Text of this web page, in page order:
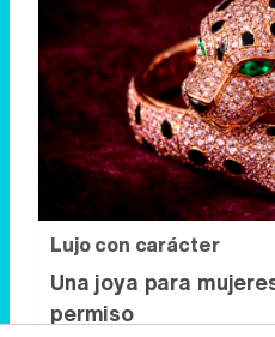
Lujo con carácter
Una joya para
permiso